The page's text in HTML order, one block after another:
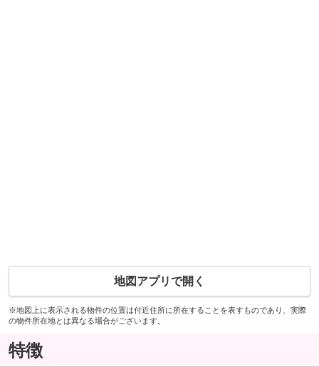
地図アプリで開く
※地図上に表示される物件の位置は付近住所に所在することを表すものであり、実際
の物件所在地とは異なる場合がございます。
特徴